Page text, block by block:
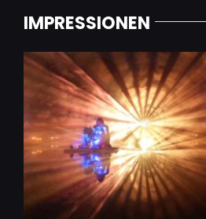
IMPRESSIONEN